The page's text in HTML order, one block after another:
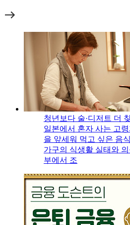
청년보다 술·디저트 더
일본에서 혼자 사는 고
을 앞세워 먹고 싶은 음
가구의 식생활 실태와
부에서 조